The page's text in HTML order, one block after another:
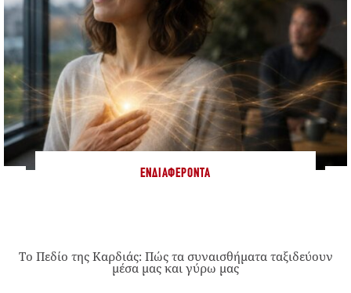
ΕΝΔΙΑΦΈΡΟΝΤΑ
Το Πεδίο της Καρδιάς: Πώς τα συναισθήματα ταξιδεύουν
μέσα μας και γύρω μας